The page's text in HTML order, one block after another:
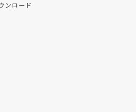
ンロード